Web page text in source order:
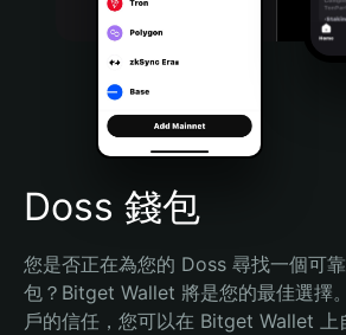
Português (Brasil)
Español (Argentina)
Doss 錢包
您是否正在為您的 Doss 尋找一個可
包？Bitget Wallet 將是您的最佳選擇
戶的信任，您可以在 Bitget Wallet 上